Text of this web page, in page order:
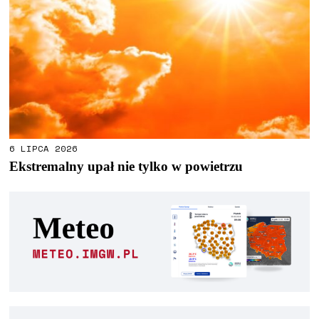
6 LIPCA 2026
Ekstremalny upał nie tylko w powietrzu